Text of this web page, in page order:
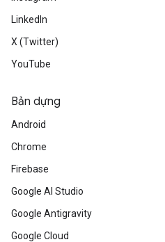
LinkedIn
X (Twitter)
YouTube
Bản dựng
Android
Chrome
Firebase
Google AI Studio
Google Antigravity
Google Cloud